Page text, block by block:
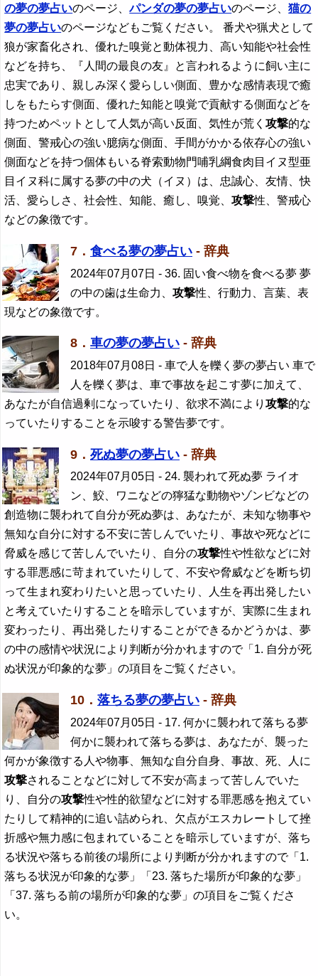
の夢の夢占いのページ、パンダの夢の夢占いのページ、猫の
夢の夢占いのページなどもご覧ください。 番犬や猟犬として
狼が家畜化され、優れた嗅覚と動体視力、高い知能や社会性
などを持ち、『人間の最良の友』と言われるように飼い主に
忠実であり、親しみ深く愛らしい側面、豊かな感情表現で癒
しをもたらす側面、優れた知能と嗅覚で貢献する側面などを
持つためペットとして人気が高い反面、気性が荒く攻撃的な
側面、警戒心の強い臆病な側面、手間がかかる依存心の強い
側面などを持つ個体もいる脊索動物門哺乳綱食肉目イヌ型亜
目イヌ科に属する夢の中の犬（イヌ）は、忠誠心、友情、快
活、愛らしさ、社会性、知能、癒し、嗅覚、攻撃性、警戒心
などの象徴です。
7． 食べる夢の夢占い - 辞典
2024年07月07日 - 36. 固い食べ物を食べる夢 夢
の中の歯は生命力、 攻撃性、行動力、言葉、表
現などの象徴です。
8． 車の夢の夢占い - 辞典
2018年07月08日 - 車で人を轢く夢の夢占い 車で
人を轢く夢は、車で事故を起こす夢に加えて、
あなたが自信過剰になっていたり、欲求不満により攻撃的な
っていたりすることを示唆する警告夢です。
9． 死ぬ夢の夢占い - 辞典
2024年07月05日 - 24. 襲われて死ぬ夢 ライオ
ン、鮫、ワニなどの獰猛な動物やゾンビなどの
創造物に襲われて自分が死ぬ夢は、あなたが、未知な物事や
無知な自分に対する不安に苦しんでいたり、事故や死などに
脅威を感じて苦しんでいたり、自分の攻撃性や性欲などに対
する罪悪感に苛まれていたりして、不安や脅威などを断ち切
って生まれ変わりたいと思っていたり、人生を再出発したい
と考えていたりすることを暗示していますが、実際に生まれ
変わったり、再出発したりすることができるかどうかは、夢
の中の感情や状況により判断が分かれますので「1. 自分が死
ぬ状況が印象的な夢」の項目をご覧ください。
10． 落ちる夢の夢占い - 辞典
2024年07月05日 - 17. 何かに襲われて落ちる夢
何かに襲われて落ちる夢は、あなたが、襲った
何かが象徴する人や物事、無知な自分自身、事故、死、人に
攻撃されることなどに対して不安が高まって苦しんでいた
り、自分の攻撃性や性的欲望などに対する罪悪感を抱えてい
たりして精神的に追い詰められ、欠点がエスカレートして挫
折感や無力感に包まれていることを暗示していますが、落ち
る状況や落ちる前後の場所により判断が分かれますので「1.
落ちる状況が印象的な夢」「23. 落ちた場所が印象的な夢」
「37. 落ちる前の場所が印象的な夢」の項目をご覧くださ
い。